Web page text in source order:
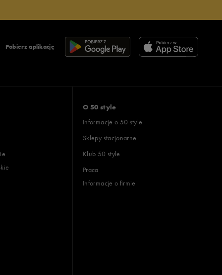
Pobierz aplikację
O 50 style
Informacje o 50 style
Sklepy stacjonarne
Klub 50 style
Praca
Informacje o firmie